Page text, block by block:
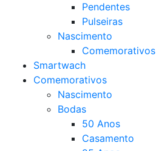
Pendentes
Pulseiras
Nascimento
Comemorativos
Smartwach
Comemorativos
Nascimento
Bodas
50 Anos
Casamento